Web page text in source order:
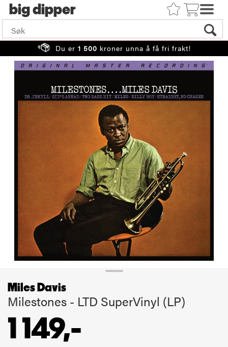
big
Du er 1 500 kroner unna å få fri frakt!
Miles Davis
Milestones - LTD SuperVinyl (LP)
1 149,-